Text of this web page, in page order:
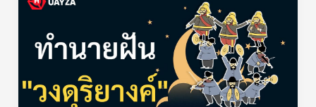
วง
ดุริยางค์